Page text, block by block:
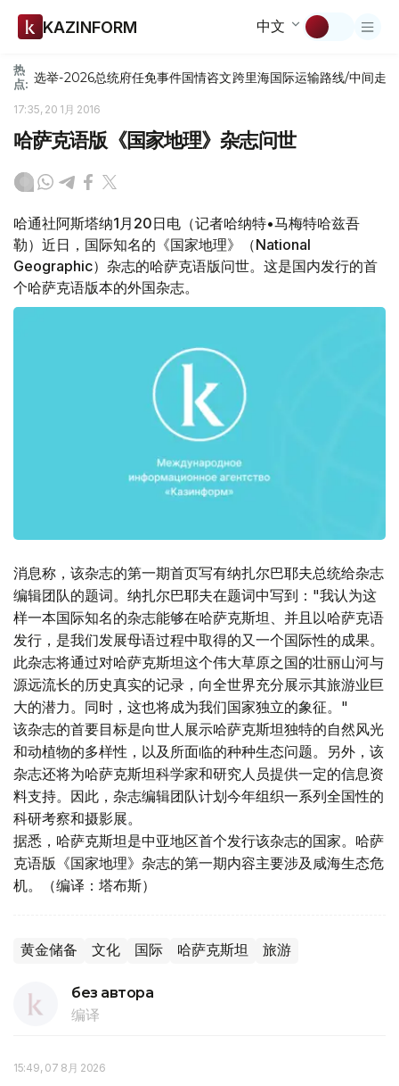
KAZINFORM 中文
热
点: 选举-2026总统府任免事件国情咨文跨里海国际运输路线/中间走廊
17:35, 20 1月 2016
哈萨克语版《国家地理》杂志问世
哈通社阿斯塔纳1月20日电（记者哈纳特•马梅特哈兹吾
勒）近日，国际知名的《国家地理》（National
Geographic）杂志的哈萨克语版问世。这是国内发行的首
个哈萨克语版本的外国杂志。
消息称，该杂志的第一期首页写有纳扎尔巴耶夫总统给杂志
编辑团队的题词。纳扎尔巴耶夫在题词中写到："我认为这
样一本国际知名的杂志能够在哈萨克斯坦、并且以哈萨克语
发行，是我们发展母语过程中取得的又一个国际性的成果。
此杂志将通过对哈萨克斯坦这个伟大草原之国的壮丽山河与
源远流长的历史真实的记录，向全世界充分展示其旅游业巨
大的潜力。同时，这也将成为我们国家独立的象征。"
该杂志的首要目标是向世人展示哈萨克斯坦独特的自然风光
和动植物的多样性，以及所面临的种种生态问题。另外，该
杂志还将为哈萨克斯坦科学家和研究人员提供一定的信息资
料支持。因此，杂志编辑团队计划今年组织一系列全国性的
科研考察和摄影展。
据悉，哈萨克斯坦是中亚地区首个发行该杂志的国家。哈萨
克语版《国家地理》杂志的第一期内容主要涉及咸海生态危
机。（编译：塔布斯）
黄金储备 文化 国际 哈萨克斯坦 旅游
без автора
编译
15:49, 07 8月 2026